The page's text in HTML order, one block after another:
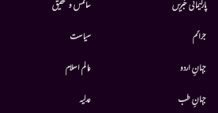
پارلیمانی خبریں
جرائم
جہانِ اردو
جہانِ طب
سائنس و تحقیق
سیاست
عالم اسلام
عدلیہ